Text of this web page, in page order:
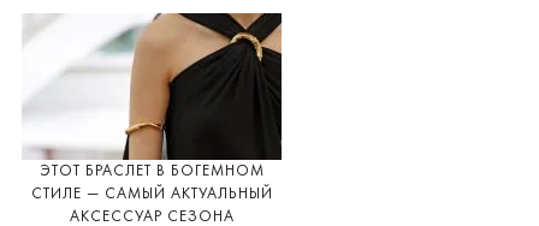
ЭТОТ БРАСЛЕТ В БОГЕМНОМ
СТИЛЕ — САМЫЙ АКТУАЛЬНЫЙ
АКСЕССУАР СЕЗОНА